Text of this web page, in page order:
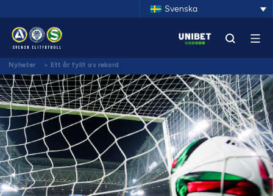
Svenska
Nyheter > Ett år fyllt av rekord